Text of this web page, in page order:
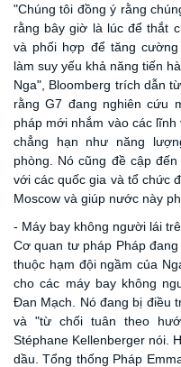
"Chúng tôi đồng ý rằng
rằng bây giờ là lúc để thắt
và phối hợp để tăng
làm suy yếu khả năng tiến
Nga", Bloomberg trích dẫn
rằng G7 đang nghiên cứu
pháp mới nhắm vào các lĩnh
chẳng hạn như năng
phòng. Nó cũng đề cập
với các quốc gia và tổ chức
Moscow và giúp nước này
- Máy bay không người lái
Cơ quan tư pháp Pháp
thuộc hạm đội ngầm của
cho các máy bay không
Đan Mạch. Nó đang bị điều
và "từ chối tuân theo
Stéphane Kellenberger nói.
dầu. Tổng thống Pháp